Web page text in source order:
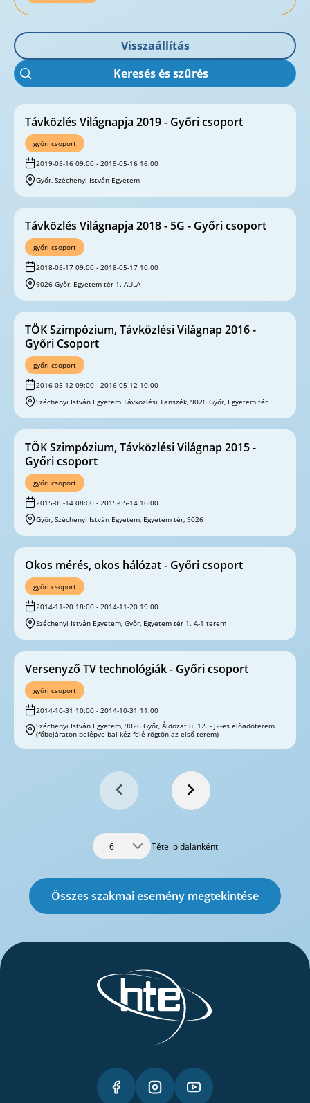
Visszaállítás
Keresés és szűrés
Távközlés Világnapja 2019 - Győri csoport
győri csoport
2019-05-16 09:00 - 2019-05-16 16:00
Győr, Széchenyi István Egyetem
Távközlés Világnapja 2018 - 5G - Győri csoport
győri csoport
2018-05-17 09:00 - 2018-05-17 10:00
9026 Győr, Egyetem tér 1. AULA
TÖK Szimpózium, Távközlési Világnap 2016 -
Győri Csoport
győri csoport
2016-05-12 09:00 - 2016-05-12 10:00
Széchenyi István Egyetem Távközlési Tanszék, 9026 Győr, Egyetem tér
TÖK Szimpózium, Távközlési Világnap 2015 -
Győri csoport
győri csoport
2015-05-14 08:00 - 2015-05-14 16:00
Győr, Széchenyi István Egyetem, Egyetem tér, 9026
Okos mérés, okos hálózat - Győri csoport
győri csoport
2014-11-20 18:00 - 2014-11-20 19:00
Széchenyi István Egyetem, Győr, Egyetem tér 1. A-1 terem
Versenyző TV technológiák - Győri csoport
győri csoport
2014-10-31 10:00 - 2014-10-31 11:00
Széchenyi István Egyetem, 9026 Győr, Áldozat u. 12. - J2-es előadóterem
(főbejáraton belépve bal kéz felé rögtön az első terem)
6 Tétel oldalanként
Összes szakmai esemény megtekintése